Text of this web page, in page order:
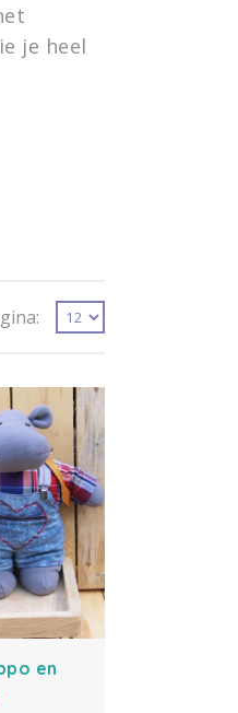
je heel
en